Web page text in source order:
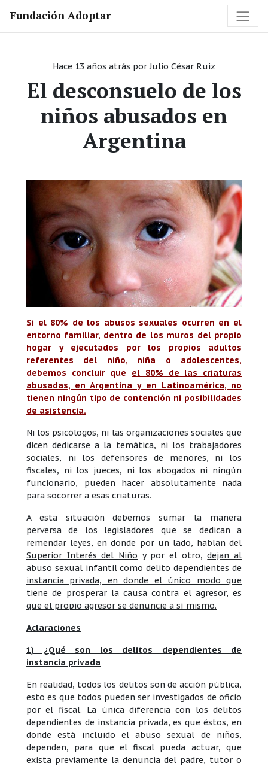
Fundación Adoptar
Hace 13 años atrás porJulio César Ruiz
El desconsuelo de los
niños abusados en
Argentina
Si el 80% de los abusos sexuales ocurren en el
entorno familiar, dentro de los muros del propio
hogar y ejecutados por los propios adultos
referentes del niño, niña o adolescentes,
debemos concluir que el 80% de las criaturas
abusadas, en Argentina y en Latinoamérica, no
tienen ningún tipo de contención ni posibilidades
de asistencia.
Ni los psicólogos, ni las organizaciones sociales que
dicen dedicarse a la temática, ni los trabajadores
sociales, ni los defensores de menores, ni los
fiscales, ni los jueces, ni los abogados ni ningún
funcionario, pueden hacer absolutamente nada
para socorrer a esas criaturas.
A esta situación debemos sumar la manera
perversa de los legisladores que se dedican a
remendar leyes, en donde por un lado, hablan del
Superior Interés del Niño y por el otro,dejan al
abuso sexual infantil como delito dependientes de
instancia privada, en donde el único modo que
tiene de prosperar la causa contra el agresor, es
que el propio agresor se denuncie a sí mismo.
Aclaraciones
1) ¿Qué son los delitos dependientes de
instancia privada
En realidad, todos los delitos son de acción pública,
esto es que todos pueden ser investigados de oficio
por el fiscal. La única diferencia con los delitos
dependientes de instancia privada, es que éstos, en
donde está incluido el abuso sexual de niños,
dependen, para que el fiscal pueda actuar, que
exista previamente la denuncia del padre, tutor o